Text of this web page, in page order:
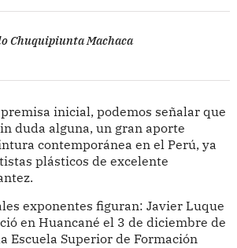
Chuquipiunta Machaca
inicial, podemos señalar que
duda alguna, un gran aporte
contemporánea en el Perú, ya
plásticos de excelente
exponentes figuran: Javier Luque
en Huancané el 3 de diciembre de
Escuela Superior de Formación